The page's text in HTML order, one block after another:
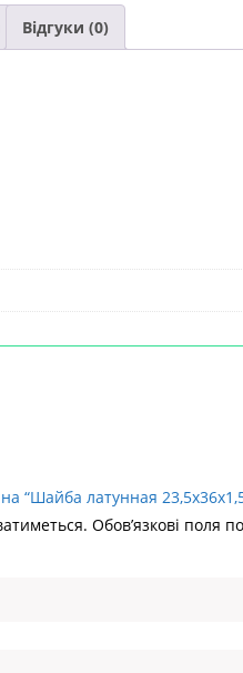
Відгуки (0)
“Шайба латунная
Обов’язкові поля